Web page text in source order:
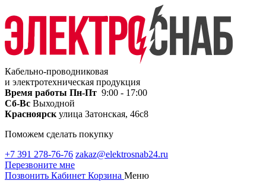
Кабельно-проводниковая
и электротехническая продукция
Время работы Пн-Пт 9:00 - 17:00
Сб-Вс Выходной
Красноярск улица Затонская, 46с8
Поможем сделать покупку
+7 391 278-76-76 zakaz@elektrosnab24.ru
Перезвоните мне
Позвонить Кабинет Корзина Меню